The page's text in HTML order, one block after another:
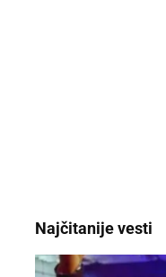
Najčitanije vesti